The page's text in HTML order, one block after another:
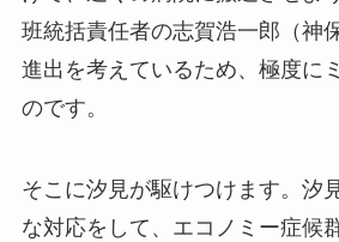
班統括責任者の志賀浩一郎（神
進出を考えているため、極度に
のです。
そこに汐見が駆けつけます。汐
な対応をして、エコノミー症候